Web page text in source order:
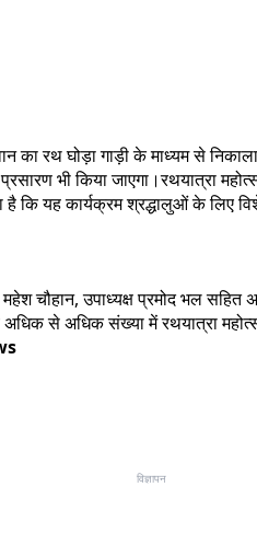
रथ घोड़ा गाड़ी के माध्यम से निकाला
भी किया जाएगा।रथयात्रा
कि यह कार्यक्रम श्रद्धालुओं के लिए
चौहान, उपाध्यक्ष प्रमोद भल
से अधिक संख्या में रथयात्रा
विज्ञापन